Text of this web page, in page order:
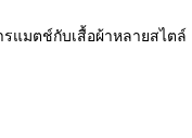
แมตช์กับเสื้อผ้าหลายสไต